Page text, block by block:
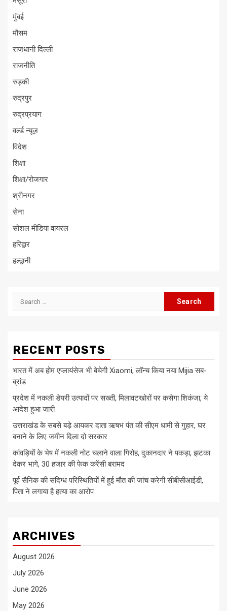
मुंबई
मौसम
राजधानी दिल्ली
राजनीति
रुड़की
रुद्रपुर
रुद्रप्रयाग
वर्ल्ड न्यूज़
विदेश
शिक्षा
शिक्षा/रोजगार
श्रीनगर
सेना
सोशल मीडिया वायरल
हरिद्वार
हल्द्वानी
Search
RECENT POSTS
भारत में अब होम एप्लायंसेज भी बेचेगी Xiaomi, लॉन्च किया नया Mijia सब-
ब्रांड
प्रदेश में नकली डेयरी उत्पादों पर सख्ती, मिलावटखोरों पर कसेगा शिकंजा, ये
आदेश हुआ जारी
उत्तराखंड के सबसे बड़े आयकर दाता ऋषभ पंत की सीएम धामी से गुहार, घर
बनाने के लिए जमीन दिला दो सरकार
कांवड़ियों के भेष में नकली नोट चलाने वाला गिरोह, दुकानदार ने पकड़ा, झटका
देकर भागे, 30 हजार की फेक करेंसी बरामद
पूर्व सैनिक की संदिग्ध परिस्थितियों में हुई मौत की जांच करेगी सीबीसीआईडी,
पिता ने लगाया है हत्या का आरोप
ARCHIVES
August 2026
July 2026
June 2026
May 2026